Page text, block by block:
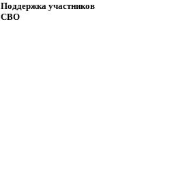
Поддержка участников
СВО